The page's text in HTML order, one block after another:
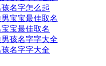
经才
心祝
孩名字怎么起
宝最佳取名
孩名字字大全